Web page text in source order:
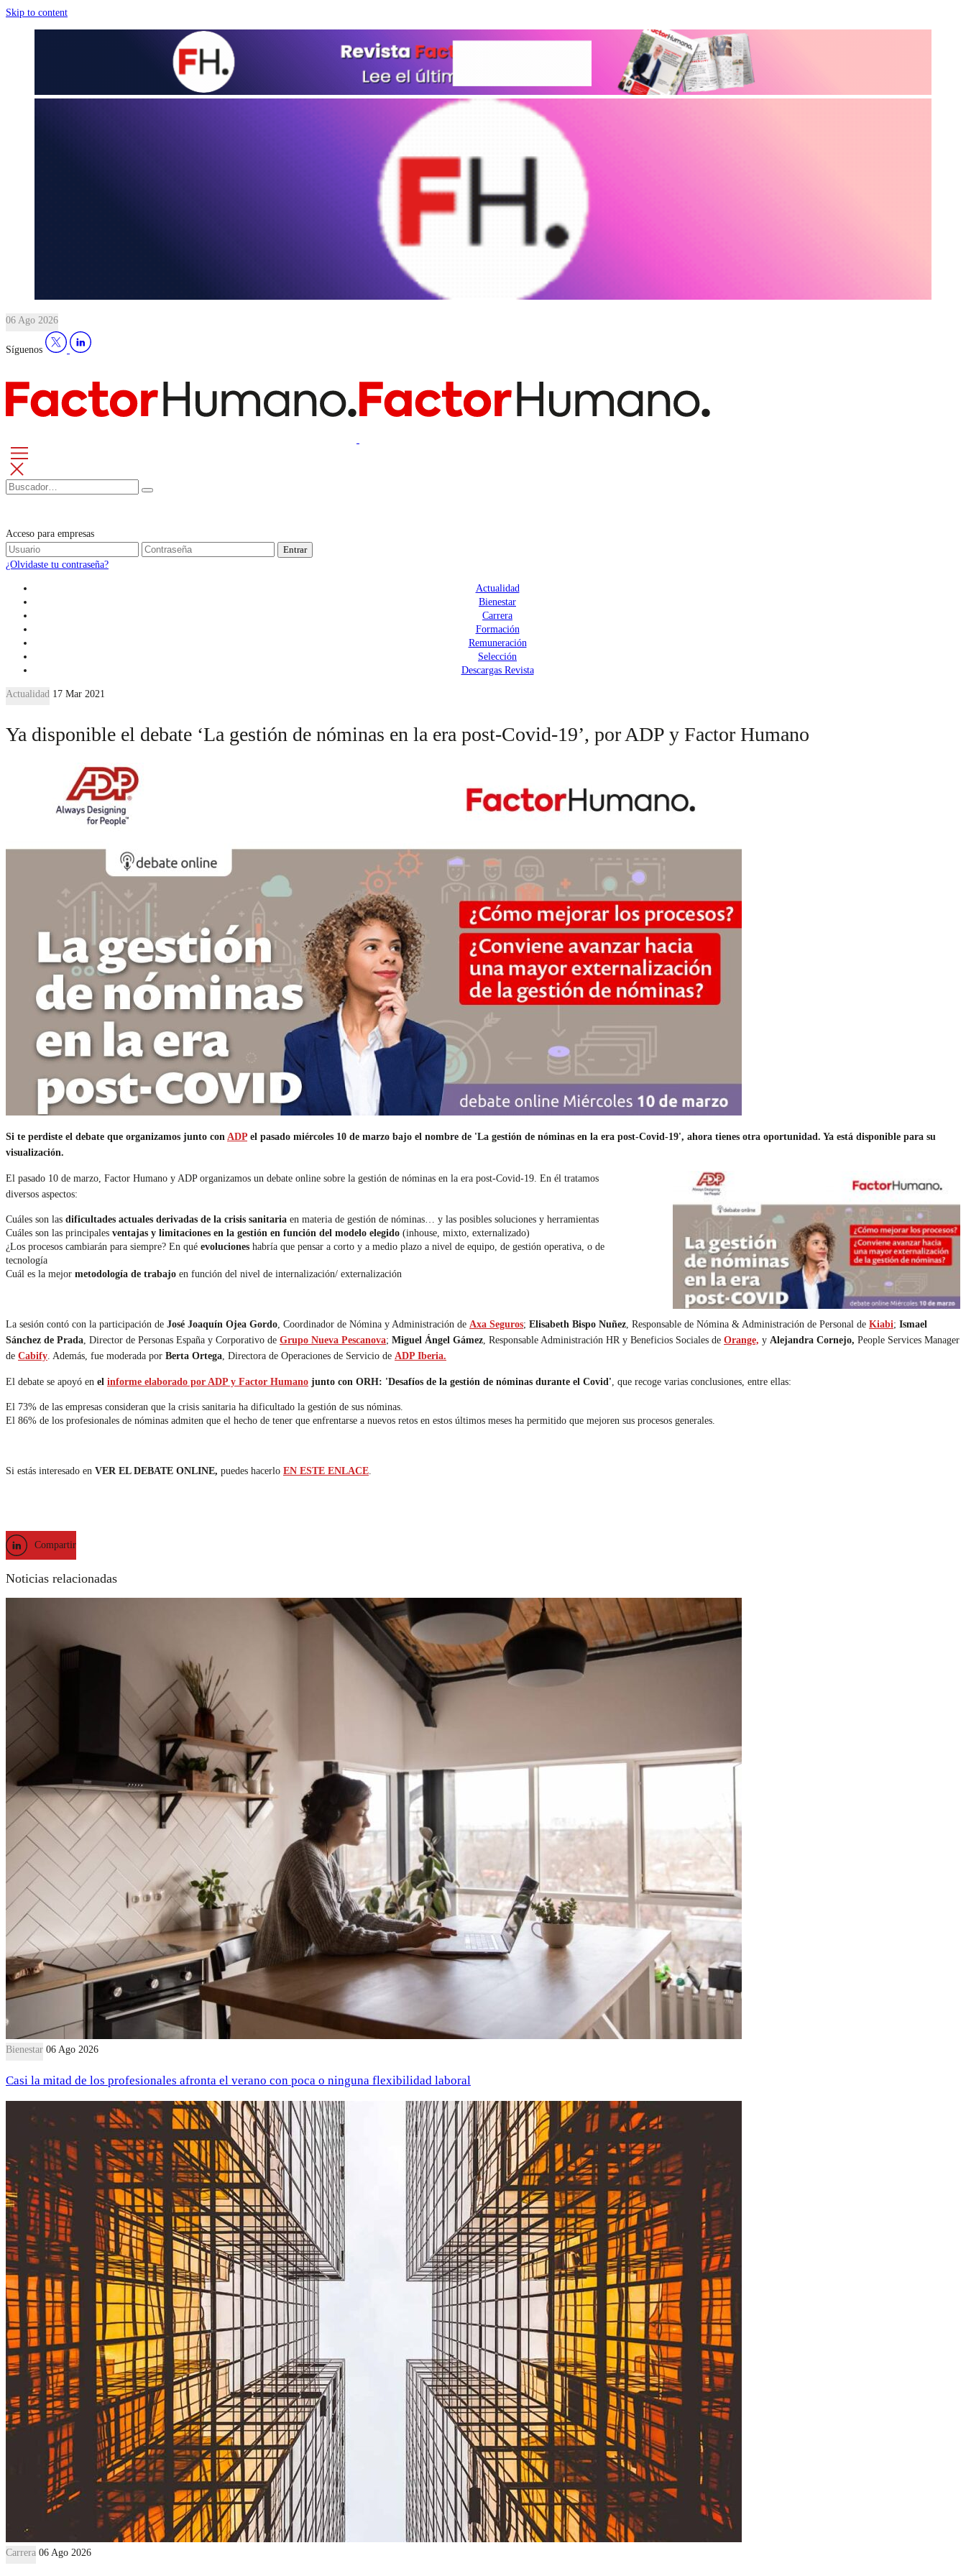
Skip to content
06 Ago 2026
Síguenos
Acceso para empresas
Entrar
¿Olvidaste tu contraseña?
Actualidad
Bienestar
Carrera
Formación
Remuneración
Selección
Descargas Revista
Actualidad 17 Mar 2021
Ya disponible el debate ‘La gestión de nóminas en la era post-Covid-19’, por ADP y Factor Humano
Si te perdiste el debate que organizamos junto con ADP el pasado miércoles 10 de marzo bajo el nombre de 'La gestión de nóminas en la era post-Covid-19', ahora tienes otra oportunidad. Ya está disponible para su
visualización.
El pasado 10 de marzo, Factor Humano y ADP organizamos un debate online sobre la gestión de nóminas en la era post-Covid-19. En él tratamos
diversos aspectos:
Cuáles son las dificultades actuales derivadas de la crisis sanitaria en materia de gestión de nóminas… y las posibles soluciones y herramientas
Cuáles son las principales ventajas y limitaciones en la gestión en función del modelo elegido (inhouse, mixto, externalizado)
¿Los procesos cambiarán para siempre? En qué evoluciones habría que pensar a corto y a medio plazo a nivel de equipo, de gestión operativa, o de
tecnología
Cuál es la mejor metodología de trabajo en función del nivel de internalización/ externalización
La sesión contó con la participación de José Joaquín Ojea Gordo , Coordinador de Nómina y Administración de Axa Seguros; Elisabeth Bispo Nuñez , Responsable de Nómina & Administración de Personal de Kiabi; Ismael
Sánchez de Prada , Director de Personas España y Corporativo de Grupo Nueva Pescanova; Miguel Ángel Gámez , Responsable Administración HR y Beneficios Sociales de Orange, y Alejandra Cornejo, People Services Manager
de Cabify . Además, fue moderada por Berta Ortega , Directora de Operaciones de Servicio de ADP Iberia.
El debate se apoyó en el informe elaborado por ADP y Factor Humano junto con ORH: 'Desafíos de la gestión de nóminas durante el Covid' , que recoge varias conclusiones, entre ellas:
El 73% de las empresas consideran que la crisis sanitaria ha dificultado la gestión de sus nóminas.
El 86% de los profesionales de nóminas admiten que el hecho de tener que enfrentarse a nuevos retos en estos últimos meses ha permitido que mejoren sus procesos generales.
Si estás interesado en VER EL DEBATE ONLINE, puedes hacerlo EN ESTE ENLACE
Compartir
Noticias relacionadas
Bienestar 06 Ago 2026
Casi la mitad de los profesionales afronta el verano con poca o ninguna flexibilidad laboral
Carrera 06 Ago 2026